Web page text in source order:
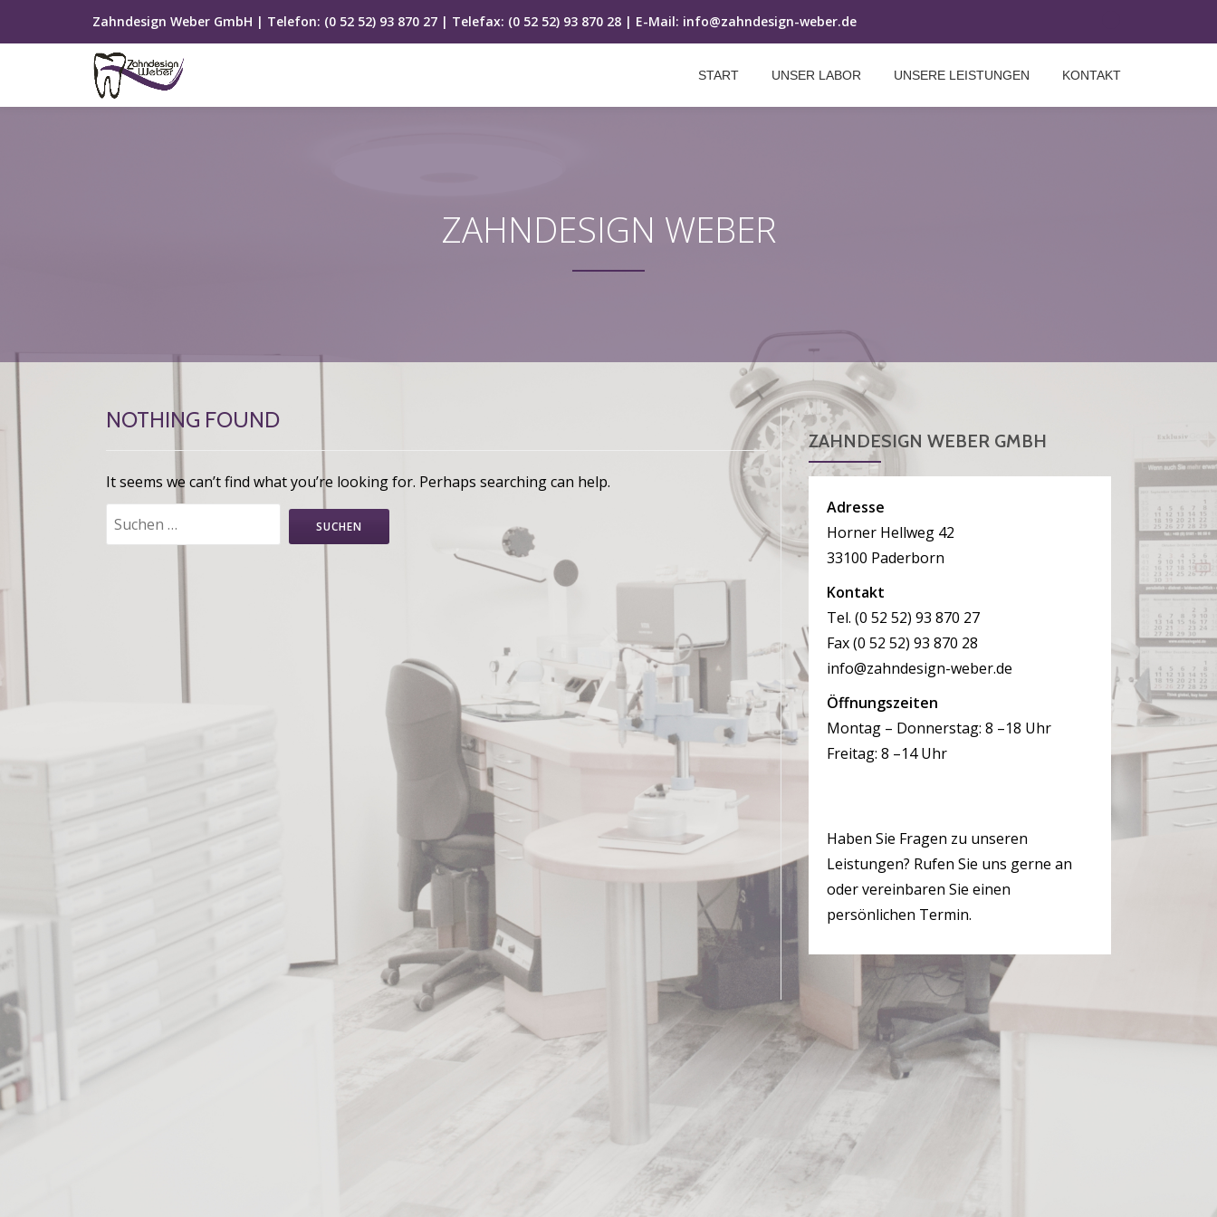
Skip
Zahndesign Weber GmbH | Telefon: (0 52 52) 93 870 27 | Telefax: (0 52 52) 93 870 28 | E-Mail: info@zahndesign-weber.de
START UNSER LABOR UNSERE LEISTUNGEN KONTAKT
ZAHNDESIGN WEBER
NOTHING FOUND
It seems we can’t find what you’re looking for. Perhaps searching can help.
Suchen
nach:
ZAHNDESIGN WEBER GMBH
Adresse
Horner Hellweg 42
33100 Paderborn
Kontakt
Tel. (0 52 52) 93 870 27
Fax (0 52 52) 93 870 28
info@zahndesign-weber.de
Öffnungszeiten
Montag – Donnerstag: 8 –18 Uhr
Freitag: 8 –14 Uhr
Haben Sie Fragen zu unseren
Leistungen? Rufen Sie uns gerne an
oder vereinbaren Sie einen
persönlichen Termin.